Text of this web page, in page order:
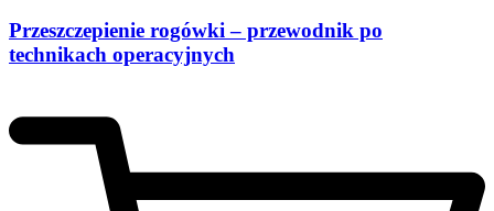
Przeszczepienie rogówki – przewodnik po
technikach operacyjnych